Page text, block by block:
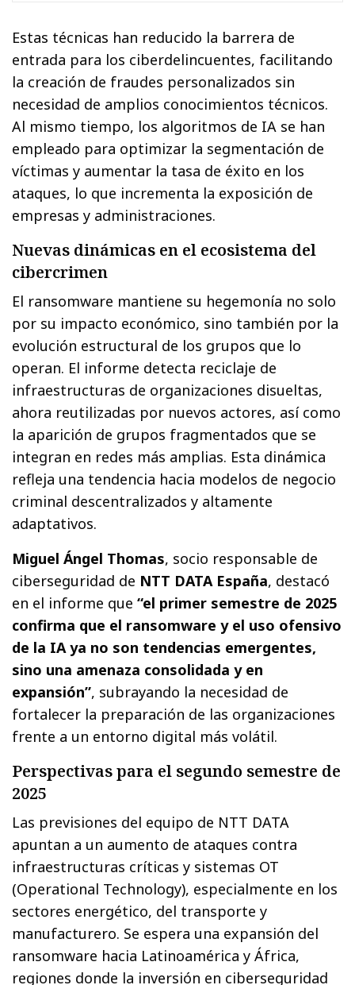
Estas técnicas han reducido la barrera de
entrada para los ciberdelincuentes, facilitando
la creación de fraudes personalizados sin
necesidad de amplios conocimientos técnicos.
Al mismo tiempo, los algoritmos de IA se han
empleado para optimizar la segmentación de
víctimas y aumentar la tasa de éxito en los
ataques, lo que incrementa la exposición de
empresas y administraciones.
Nuevas dinámicas en el ecosistema del
cibercrimen
El ransomware mantiene su hegemonía no solo
por su impacto económico, sino también por la
evolución estructural de los grupos que lo
operan. El informe detecta reciclaje de
infraestructuras de organizaciones disueltas,
ahora reutilizadas por nuevos actores, así como
la aparición de grupos fragmentados que se
integran en redes más amplias. Esta dinámica
refleja una tendencia hacia modelos de negocio
criminal descentralizados y altamente
adaptativos.
Miguel Ángel Thomas, socio responsable de
ciberseguridad de NTT DATA España, destacó
en el informe que“el primer semestre de 2025
confirma que el ransomware y el uso ofensivo
de la IA ya no son tendencias emergentes,
sino una amenaza consolidada y en
expansión”, subrayando la necesidad de
fortalecer la preparación de las organizaciones
frente a un entorno digital más volátil.
Perspectivas para el segundo semestre de
2025
Las previsiones del equipo de NTT DATA
apuntan a un aumento de ataques contra
infraestructuras críticas y sistemas OT
(Operational Technology), especialmente en los
sectores energético, del transporte y
manufacturero. Se espera una expansión del
ransomware hacia Latinoamérica y África,
regiones donde la inversión en ciberseguridad